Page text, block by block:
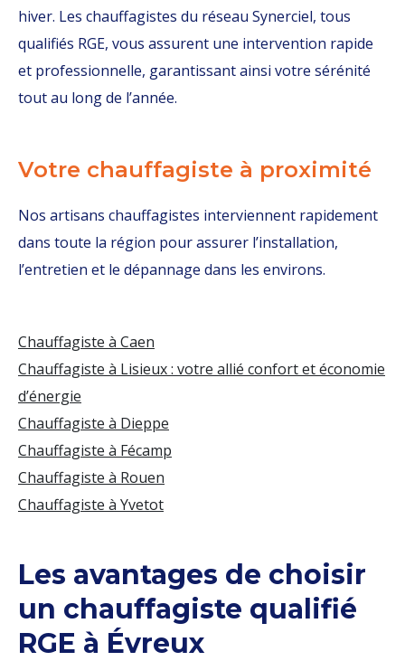
hiver. Les chauffagistes du réseau Synerciel, tous
qualifiés RGE, vous assurent une intervention rapide
et professionnelle, garantissant ainsi votre sérénité
tout au long de l’année.
Votre chauffagiste à proximité
Nos artisans chauffagistes interviennent rapidement
dans toute la région pour assurer l’installation,
l’entretien et le dépannage dans les environs.
Chauffagiste à Caen
Chauffagiste à Lisieux : votre allié confort et économie
d’énergie
Chauffagiste à Dieppe
Chauffagiste à Fécamp
Chauffagiste à Rouen
Chauffagiste à Yvetot
Les avantages de choisir
un chauffagiste qualifié
RGE à Évreux